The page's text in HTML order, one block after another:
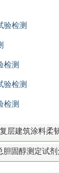
验检测
检测
验检测
检测
复层建筑涂料柔
胆固醇测定试剂